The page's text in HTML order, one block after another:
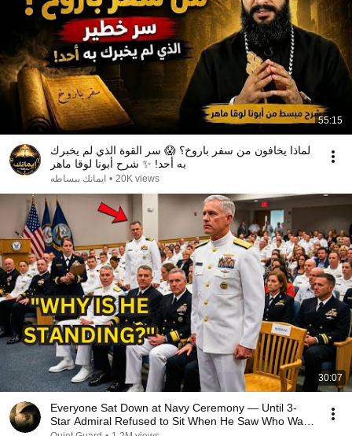
55:15
لماذا يخافون من سفر باروخ؟ 😱 سر القوة الذي لم يخبرك
به أحد! ✨ شرح أبونا لوقا ماهر
ايمانك ببساطه • 20K views
30:07
Everyone Sat Down at Navy Ceremony — Until 3-
Star Admiral Refused to Sit When He Saw Who Was